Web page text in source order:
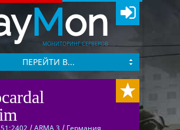
Mon
МОНИТОРИНГ СЕРВЕРОВ
ПЕРЕЙТИ В...
/ARMA 3 / Германия